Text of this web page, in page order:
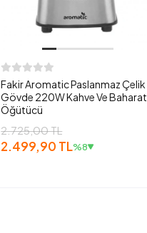
Fakir Aromatic Paslanmaz Çelik
Gövde 220W Kahve Ve Baharat
Öğütücü
2.725,00 TL
2.499,90 TL%8